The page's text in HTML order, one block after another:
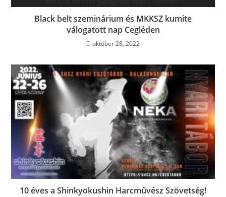
Black belt szeminárium és MKKSZ kumite
válogatott nap Cegléden
október 28, 2022
10 éves a Shinkyokushin Harcművész Szövetség!